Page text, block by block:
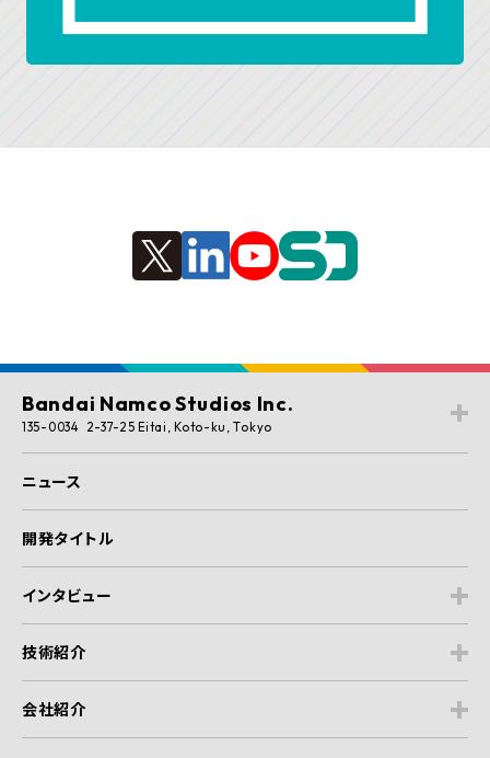
Bandai Namco Studios Inc.
135-0034 2-37-25 Eitai, Koto-ku, Tokyo
ニュース
開発タイトル
インタビュー
技術紹介
会社紹介